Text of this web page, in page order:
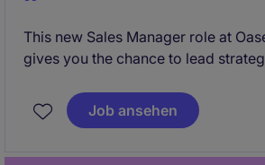
This new Sales Manager role at
gives you the chance to lead
Northern Europe. You'll drive new
partnerships, and shape the market
Job ansehen